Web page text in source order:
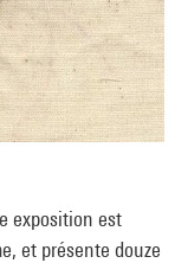
exposition est
et présente douze